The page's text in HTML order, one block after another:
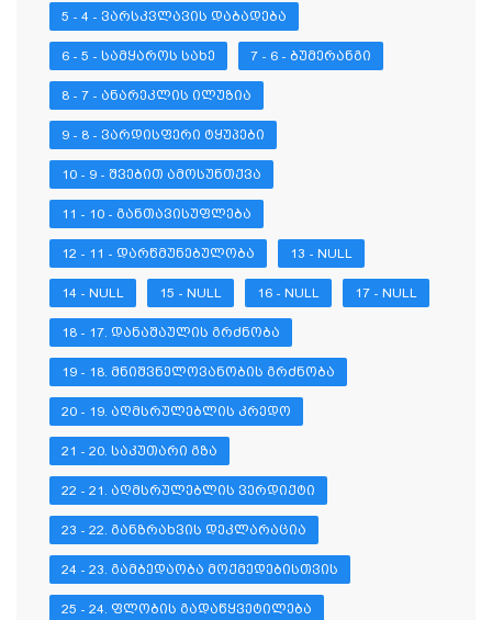
5 - 4 - ᲕᲐᲠᲡᲙᲕᲚᲐᲕᲘᲡ ᲓᲐᲑᲐᲓᲔᲑᲐ
6 - 5 - ᲡᲐᲛᲧᲐᲠᲝᲡ ᲡᲐᲮᲔ 7 - 6 - ᲑᲣᲛᲔᲠᲐᲜᲒᲘ
8 - 7 - ᲐᲜᲐᲠᲔᲙᲚᲘᲡ ᲘᲚᲣᲖᲘᲐ
9 - 8 - ᲕᲐᲠᲓᲘᲡᲤᲔᲠᲘ ᲢᲧᲣᲞᲔᲑᲘ
10 - 9 - ᲨᲕᲔᲑᲘᲗ ᲐᲛᲝᲡᲣᲜᲗᲥᲕᲐ
11 - 10 - ᲒᲐᲜᲗᲐᲕᲘᲡᲣᲤᲚᲔᲑᲐ
12 - 11 - ᲓᲐᲠᲬᲛᲣᲜᲔᲑᲣᲚᲝᲑᲐ 13 - NULL
14 - NULL 15 - NULL 16 - NULL 17 - NULL
18 - 17. ᲓᲐᲜᲐᲨᲐᲣᲚᲘᲡ ᲒᲠᲫᲜᲝᲑᲐ
19 - 18. ᲛᲜᲘᲨᲕᲜᲔᲚᲝᲕᲐᲜᲝᲑᲘᲡ ᲒᲠᲫᲜᲝᲑᲐ
20 - 19. ᲐᲦᲛᲡᲠᲣᲚᲔᲑᲚᲘᲡ ᲙᲠᲔᲓᲝ
21 - 20. ᲡᲐᲙᲣᲗᲐᲠᲘ ᲒᲖᲐ
22 - 21. ᲐᲦᲛᲡᲠᲣᲚᲔᲑᲚᲘᲡ ᲕᲔᲠᲓᲘᲥᲢᲘ
23 - 22. ᲒᲐᲜᲖᲠᲐᲮᲕᲘᲡ ᲓᲔᲙᲚᲐᲠᲐᲪᲘᲐ
24 - 23. ᲒᲐᲛᲑᲔᲓᲐᲝᲑᲐ ᲛᲝᲥᲛᲔᲓᲔᲑᲘᲡᲗᲕᲘᲡ
25 - 24. ᲤᲚᲝᲑᲘᲡ ᲒᲐᲓᲐᲬᲧᲕᲔᲢᲘᲚᲔᲑᲐ